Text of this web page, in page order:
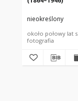
nieokreślony
około połowy lat
fotografia